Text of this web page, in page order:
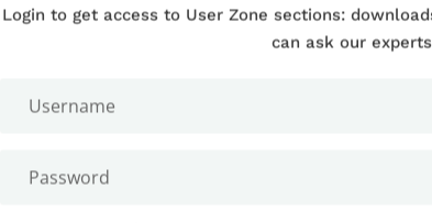
Login to get access to User Zone sections:
can ask our experts